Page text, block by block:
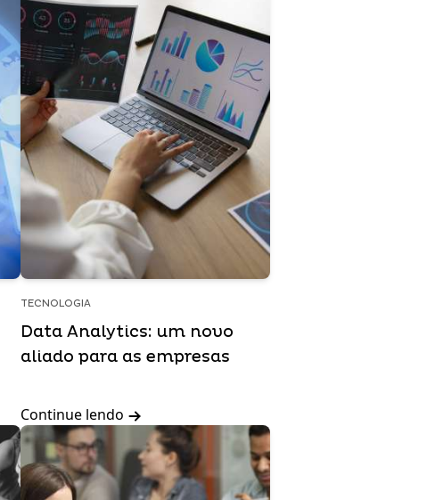
TECNOLOGIA
Data Analytics: um novo
aliado para as empresas
Continue lendo